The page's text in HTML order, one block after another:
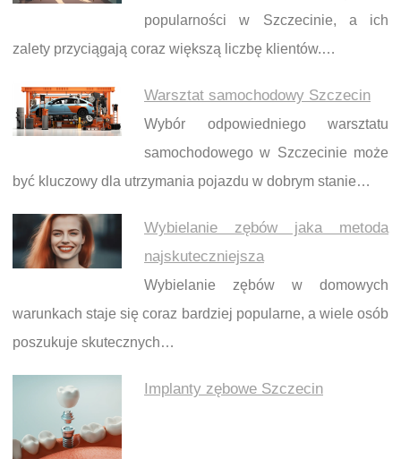
popularności w Szczecinie, a ich
zalety przyciągają coraz większą liczbę klientów.…
Warsztat samochodowy Szczecin
Wybór odpowiedniego warsztatu
samochodowego w Szczecinie może
być kluczowy dla utrzymania pojazdu w dobrym stanie…
Wybielanie zębów jaka metoda
najskuteczniejsza
Wybielanie zębów w domowych
warunkach staje się coraz bardziej popularne, a wiele osób
poszukuje skutecznych…
Implanty zębowe Szczecin